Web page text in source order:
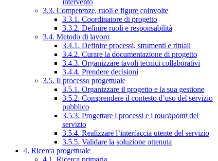
intervento
3.3. Competenze, ruoli e figure coinvolte
3.3.1. Coordinatore di progetto
3.3.2. Definire ruoli e responsabilità
3.4. Metodo di lavoro
3.4.1. Definire processi, strumenti e rituali
3.4.2. Curare la documentazione di progetto
3.4.3. Organizzare tavoli tecnici collaborativi
3.4.4. Prendere decisioni
3.5. Il processo progettuale
3.5.1. Organizzare il progetto e la sua gestione
3.5.2. Comprendere il contesto d’uso del servizio
pubblico
3.5.3. Progettare i processi e i touchpointdel
servizio
3.5.4. Realizzare l’interfaccia utente del servizio
3.5.5. Validare la soluzione ottenuta
4. Ricerca progettuale
4.1. Ricerca primaria